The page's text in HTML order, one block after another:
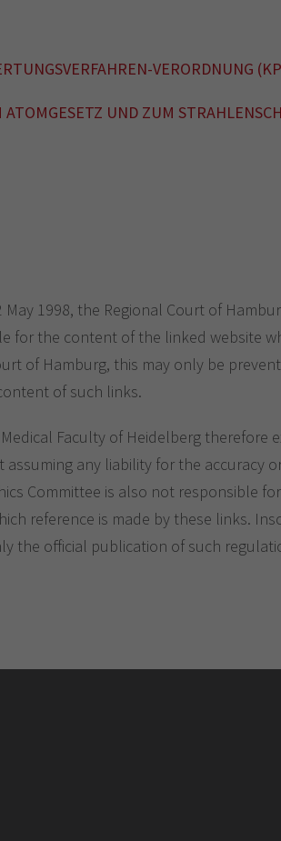
VERORDNUNG
UND ZUM
1998, the Regional Court of
for the content of the linked website
of Hamburg, this may only be
of such links.
Faculty of Heidelberg therefore
any liability for the accuracy
Committee is also not responsible
reference is made by these links.
the official publication of such